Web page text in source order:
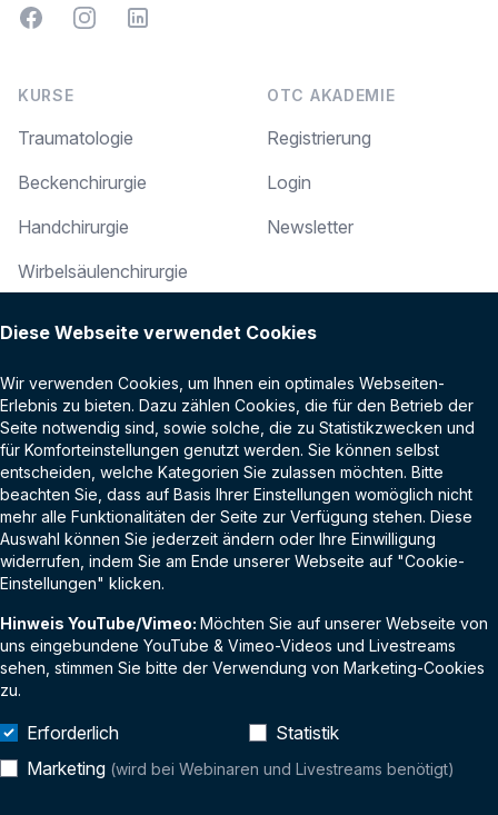
FacebookInstagramLinkedIn
KURSE
Traumatologie
Beckenchirurgie
Handchirurgie
Wirbelsäulenchirurgie
Alterstraumatologie
Kindertraumatologie
Fußchirurgie
Ellenbogenchirurgie
Orthopädie
LINKS
OTC Digital
OTC AKADEMIE
Registrierung
Login
Newsletter
Datenschutz
AGB
Kontakt
Diese Webseite verwendet Cookies
Wir verwenden Cookies, um Ihnen ein optimales Webseiten-
Erlebnis zu bieten. Dazu zählen Cookies, die für den Betrieb der
Seite notwendig sind, sowie solche, die zu Statistikzwecken und
für Komforteinstellungen genutzt werden. Sie können selbst
entscheiden, welche Kategorien Sie zulassen möchten. Bitte
beachten Sie, dass auf Basis Ihrer Einstellungen womöglich nicht
mehr alle Funktionalitäten der Seite zur Verfügung stehen. Diese
Auswahl können Sie jederzeit ändern oder Ihre Einwilligung
widerrufen, indem Sie am Ende unserer Webseite auf "Cookie-
Einstellungen" klicken.
Hinweis YouTube/Vimeo: Möchten Sie auf unserer Webseite von
uns eingebundene YouTube & Vimeo-Videos und Livestreams
sehen, stimmen Sie bitte der Verwendung von Marketing-Cookies
zu.
Erforderlich
Statistik
Marketing (wird bei Webinaren und Livestreams benötigt)